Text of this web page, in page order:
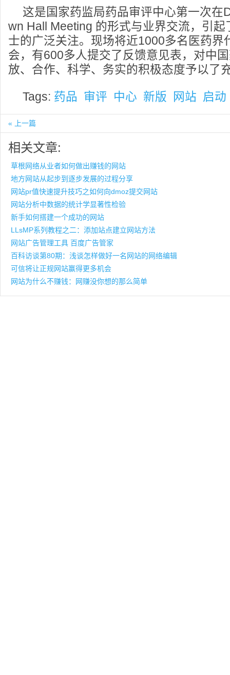
这是国家药监局药品审评中心第一次在
wn Hall Meeting 的形式与业界交流，引起
士的广泛关注。现场将近1000多名医药界
会，有600多人提交了反馈意见表，对中
放、合作、科学、务实的积极态度予以了
Tags: 药品 审评 中心 新版 网站 启动
« 上一篇
相关文章:
草根网络从业者如何做出赚钱的网站
地方网站从起步到逐步发展的过程分享
网站pr值快速提升技巧之如何向dmoz提交网站
网站分析中数据的统计学显著性检验
新手如何搭建一个成功的网站
LLsMP系列教程之二：添加站点建立网站方法
网站广告管理工具 百度广告管家
百科访谈第80期：浅谈怎样做好一名网站的网络编辑
可信将让正规网站赢得更多机会
网站为什么不赚钱：网赚没你想的那么简单